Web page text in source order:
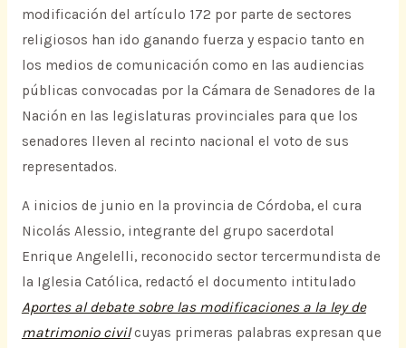
modificación del artículo 172 por parte de sectores
religiosos han ido ganando fuerza y espacio tanto en
los medios de comunicación como en las audiencias
públicas convocadas por la Cámara de Senadores de la
Nación en las legislaturas provinciales para que los
senadores lleven al recinto nacional el voto de sus
representados.
A inicios de junio en la provincia de Córdoba, el cura
Nicolás Alessio, integrante del grupo sacerdotal
Enrique Angelelli, reconocido sector tercermundista de
la Iglesia Católica, redactó el documento intitulado
Aportes al debate sobre las modificaciones a la ley de
matrimonio civil cuyas primeras palabras expresan que